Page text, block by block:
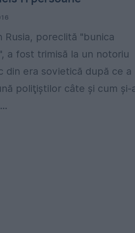
Rusia, poreclită "bunica
a fost trimisă la un notoriu
din era sovietică după ce a
poliţiştilor câte şi cum şi-